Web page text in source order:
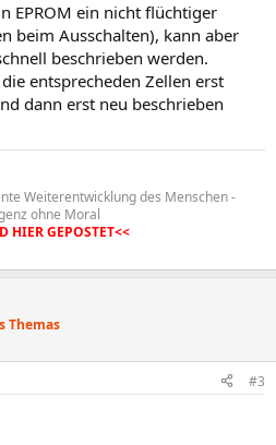
EPROM ein nicht flüchtiger
beim Ausschalten), kann aber
beschrieben werden.
entsprecheden Zellen erst
dann erst neu beschrieben
Weiterentwicklung des Menschen -
ohne Moral
HIER GEPOSTET<<
Themas
#3